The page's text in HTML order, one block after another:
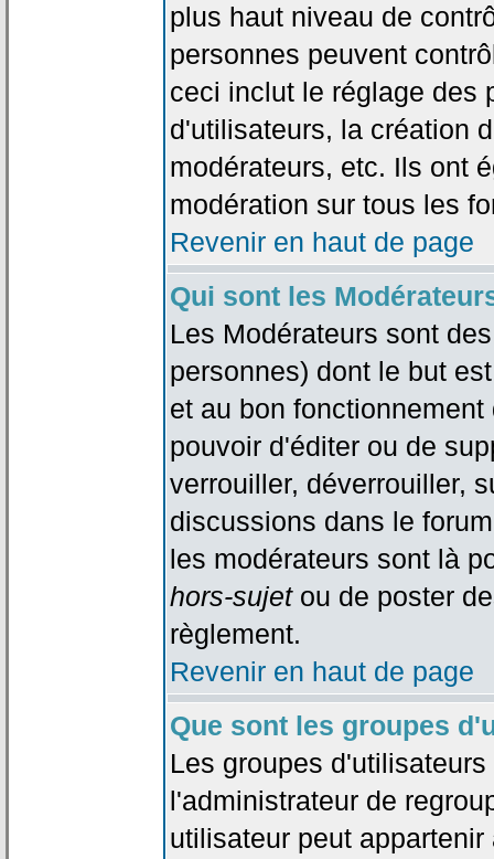
plus haut niveau de
personnes peuvent
ceci inclut le réglage des
d'utilisateurs, la création
modérateurs, etc. Ils ont
modération sur tous les
Revenir en haut de page
Qui sont les
Les Modérateurs sont
personnes) dont le but
et au bon
pouvoir d'éditer ou de
verrouiller, déverrouiller,
discussions dans le
les modérateurs sont là
hors-sujetou de poster
règlement.
Revenir en haut de page
Que sont les groupes
Les groupes
l'administrateur de
utilisateur peut